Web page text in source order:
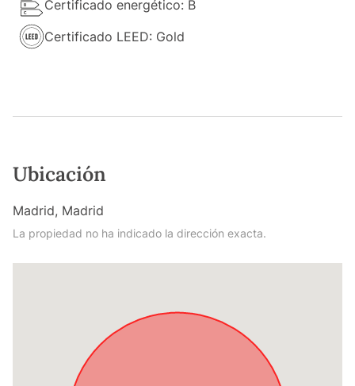
Certificado energético: B
Certificado LEED: Gold
Ubicación
Madrid, Madrid
La propiedad no ha indicado la dirección exacta.